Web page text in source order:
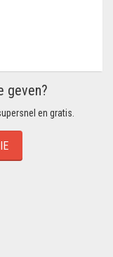
geven?
en gratis.